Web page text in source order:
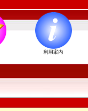
利用案内